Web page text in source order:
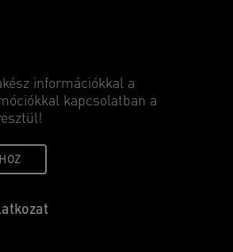
információkkal a
kapcsolatban a